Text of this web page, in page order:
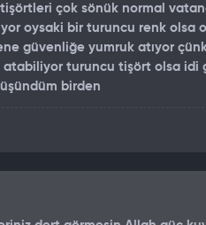
çok sönük normal
oysaki bir turuncu renk olsa o
güvenliğe yumruk atıyor
turuncu tişört olsa idi
birden